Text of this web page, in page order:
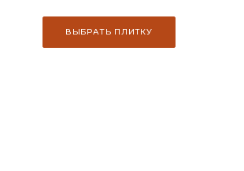
ВЫБРАТЬ ПЛИТКУ